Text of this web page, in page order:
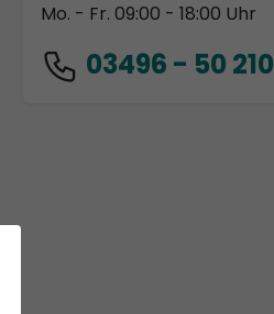
Mo. - Fr. 09:00 - 18:00 Uhr
03496 - 50 210